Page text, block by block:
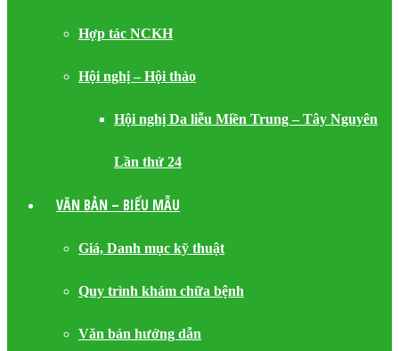
Hợp tác NCKH
Hội nghị – Hội thảo
Hội nghị Da liễu Miền Trung – Tây Nguyên
Lần thứ 24
VĂN BẢN – BIỂU MẪU
Giá, Danh mục kỹ thuật
Quy trình khám chữa bệnh
Văn bản hướng dẫn